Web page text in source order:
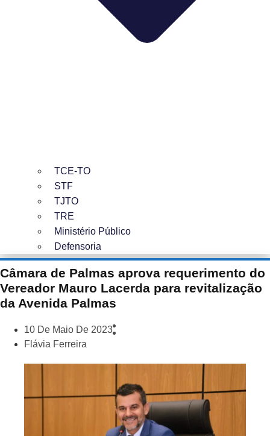
TCE-TO
STF
TJTO
TRE
Ministério Público
Defensoria
Câmara de Palmas aprova requerimento do
Vereador Mauro Lacerda para revitalização
da Avenida Palmas
10 De Maio De 2023
Flávia Ferreira